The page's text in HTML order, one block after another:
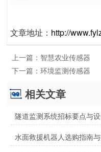
文章地址： http://
上一篇： 智慧农业传感器
下一篇： 环境监测传感器
相关文章
隧道监测系统招标要点与
水面救援机器人选购指南